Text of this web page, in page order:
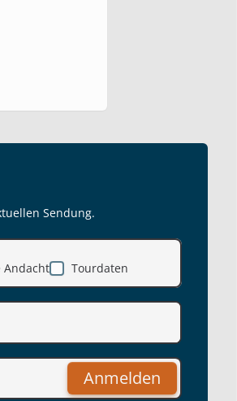
Sendung.
Andacht Tourdaten
Anmelden